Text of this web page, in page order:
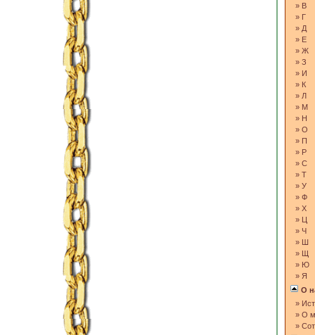
» В
» Г
» Д
» Е
» Ж
» З
» И
» К
» Л
» М
» Н
» О
» П
» Р
» С
» Т
» У
» Ф
» Х
»
» Ч
»
»
» Ю
» Я
О
»
» О
»